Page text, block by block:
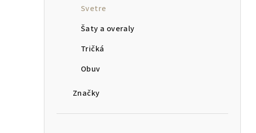
Svetre
Šaty a overaly
Tričká
Obuv
Značky